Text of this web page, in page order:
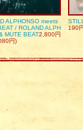
ALPHONSO meets
/ ROLAND ALPH
MUTE BEAT2,800円
円)
190